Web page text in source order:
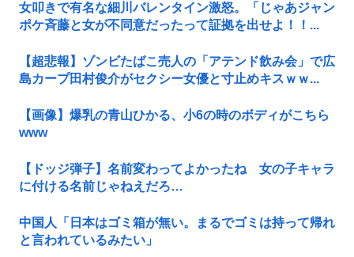
女叩きで有名な細川バレンタイン激怒。「じゃあジャン
ポケ斉藤と女が不同意だったって証拠を出せよ！！...
【超悲報】ゾンビたばこ売人の「アテンド飲み会」で広
島カープ田村俊介がセクシー女優と寸止めキスｗｗ...
【画像】爆乳の青山ひかる、小6の時のボディがこちら
www
【ドッジ弾子】名前変わってよかったね 女の子キャラ
に付ける名前じゃねえだろ…
中国人「日本はゴミ箱が無い。まるでゴミは持って帰れ
と言われているみたい」